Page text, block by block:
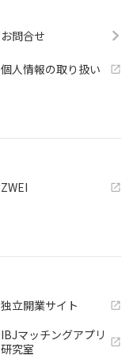
お問合せ
個人情報の取り扱い
ZWEI
独立開業サイト
IBJマッチングアプリ
研究室